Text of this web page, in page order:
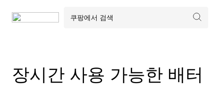
장시간 사용 가능한 배터